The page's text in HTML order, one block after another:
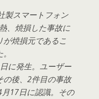
製スマートフォン
熱、焼損した事故に
が焼損元であるこ
に発生。ユーザー
の後、2件目の事故
17日に認識。その